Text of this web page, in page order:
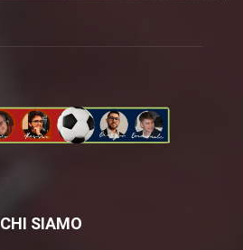
CHI SIAMO